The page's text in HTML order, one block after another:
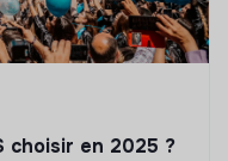
choisir en 2025 ?